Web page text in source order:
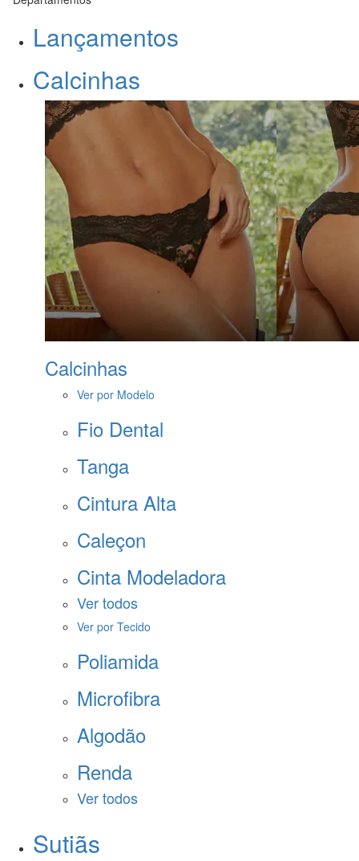
Lançamentos
Calcinhas
Calcinhas
Ver por Modelo
Fio Dental
Tanga
Cintura Alta
Caleçon
Cinta Modeladora
Ver todos
Ver por Tecido
Poliamida
Microfibra
Algodão
Renda
Ver todos
Sutiãs